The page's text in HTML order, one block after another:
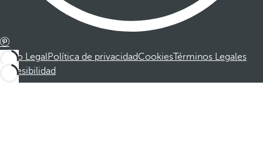
Aviso LegalPolítica de privacidadCookiesTérminos Legales
Accesibilidad